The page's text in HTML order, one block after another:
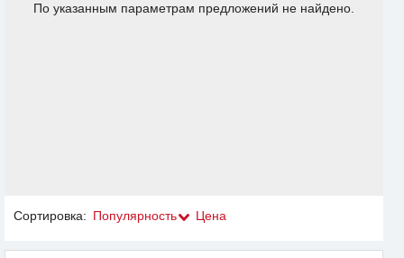
По указанным параметрам предложений не найдено.
Сортировка: Популярность Цена